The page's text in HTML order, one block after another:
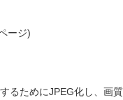
ージ)
るためにJPEG化し、画